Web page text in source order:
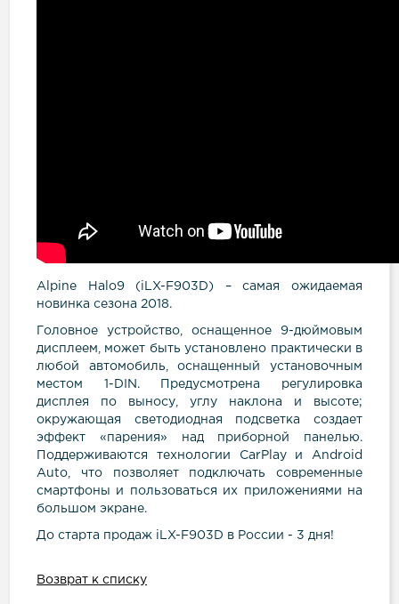
Alpine Halo9 (iLX-F903D) – самая ожидаемая
новинка сезона 2018.
Головное устройство, оснащенное 9-дюймовым
дисплеем, может быть установлено практически в
любой автомобиль, оснащенный установочным
местом 1-DIN. Предусмотрена регулировка
дисплея по выносу, углу наклона и высоте;
окружающая светодиодная подсветка создает
эффект «парения» над приборной панелью.
Поддерживаются технологии CarPlay и Android
Auto, что позволяет подключать современные
смартфоны и пользоваться их приложениями на
большом экране.
До старта продаж iLX-F903D в России - 3 дня!
Возврат к списку